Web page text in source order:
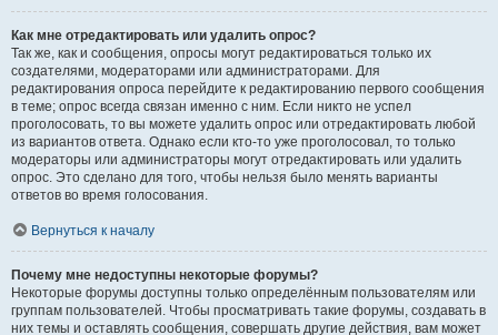
Как мне отредактировать или удалить опрос?
Так же, как и сообщения, опросы могут редактироваться только их
создателями, модераторами или администраторами. Для
редактирования опроса перейдите к редактированию первого сообщения
в теме; опрос всегда связан именно с ним. Если никто не успел
проголосовать, то вы можете удалить опрос или отредактировать любой
из вариантов ответа. Однако если кто-то уже проголосовал, то только
модераторы или администраторы могут отредактировать или удалить
опрос. Это сделано для того, чтобы нельзя было менять варианты
ответов во время голосования.
Вернуться к началу
Почему мне недоступны некоторые форумы?
Некоторые форумы доступны только определённым пользователям или
группам пользователей. Чтобы просматривать такие форумы, создавать в
них темы и оставлять сообщения, совершать другие действия, вам может